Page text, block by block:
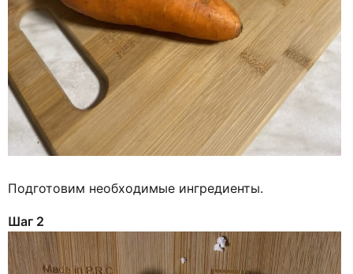
Подготовим необходимые ингредиенты.
Шаг 2